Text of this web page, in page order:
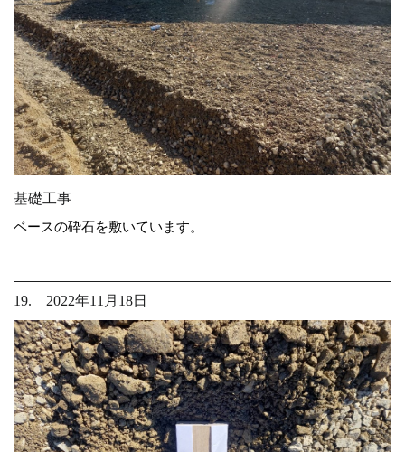
基礎工事
ベースの砕石を敷いています。
19. 2022年11月18日